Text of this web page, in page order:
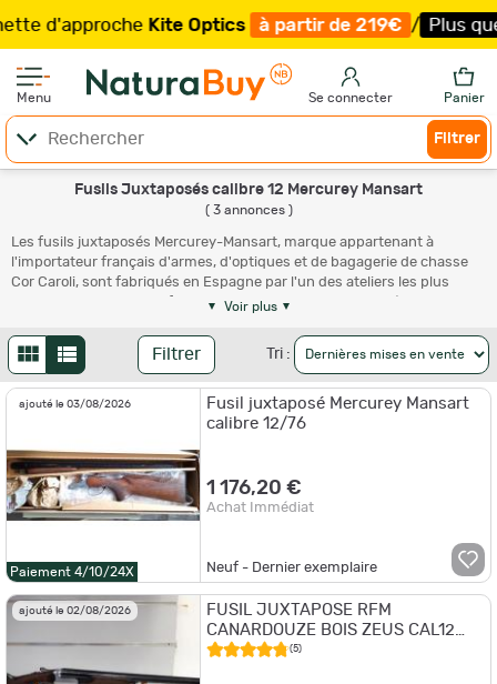
d'approcheKite Optics à partir de 219€ / Plus que
Menu Se connecter Panier
Filtrer
Fusils Juxtaposés calibre 12 Mercurey Mansart
( 3 annonces )
Les fusils juxtaposés Mercurey-Mansart, marque appartenant à
l'importateur français d'armes, d'optiques et de bagagerie de chasse
Cor Caroli, sont fabriqués en Espagne par l'un des ateliers les plus
rigoureux du pays. Ces fusils Mercurey Mansart de style résolument
Convenablement assemblées et finies, elles constituent de bonnes
"machines à tirer", agréables à utiliser et tout à fait efficaces. En neuf et
plus encore bien sûr en occasion, les juxtaposés Mercurey-Mansart
offrent la possibilité d'acquérir une arme fiable, robuste et vieillissant
bien à prix particulièrement raisonnable.
Voir plus
Filtrer Tri :
ajouté le 03/08/2026
Paiement 4/10/24X
Fusil juxtaposé Mercurey Mansart
calibre 12/76
1 176,20 €
Achat Immédiat
Neuf - Dernier exemplaire
ajouté le 02/08/2026
FUSIL JUXTAPOSE RFM
CANARDOUZE BOIS ZEUS CAL12
CH89 CAN 81
(5)